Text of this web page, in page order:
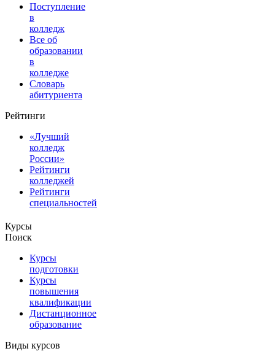
Поступление
в
колледж
Все об
образовании
в
колледже
Словарь
абитуриента
Рейтинги
«Лучший
колледж
России»
Рейтинги
колледжей
Рейтинги
специальностей
Курсы
Поиск
Курсы
подготовки
Курсы
повышения
квалификации
Дистанционное
образование
Виды курсов